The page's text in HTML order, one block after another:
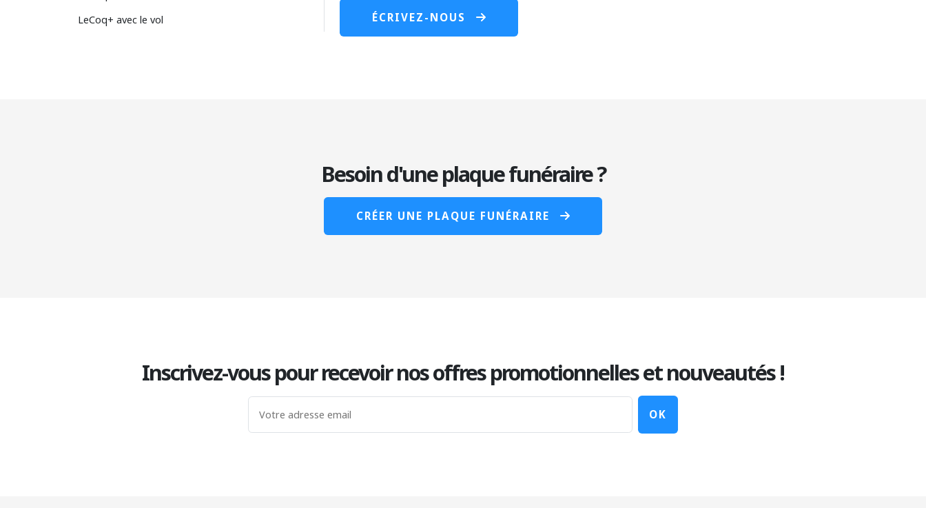
LeCoq+ avec le vol
ÉCRIVEZ-NOUS
Besoin d'une plaque funéraire ?
CRÉER UNE PLAQUE FUNÉRAIRE
Inscrivez-vous pour recevoir nos offres promotionnelles et nouveautés !
OK